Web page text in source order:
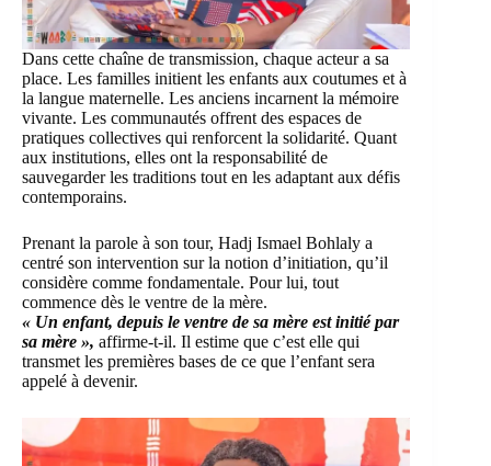
Dans cette chaîne de transmission, chaque acteur a sa
place. Les familles initient les enfants aux coutumes et à
la langue maternelle. Les anciens incarnent la mémoire
vivante. Les communautés offrent des espaces de
pratiques collectives qui renforcent la solidarité. Quant
aux institutions, elles ont la responsabilité de
sauvegarder les traditions tout en les adaptant aux défis
contemporains.
Prenant la parole à son tour, Hadj Ismael Bohlaly a
centré son intervention sur la notion d’initiation, qu’il
considère comme fondamentale. Pour lui, tout
commence dès le ventre de la mère.
« Un enfant, depuis le ventre de sa mère est initié par
sa mère », affirme-t-il. Il estime que c’est elle qui
transmet les premières bases de ce que l’enfant sera
appelé à devenir.